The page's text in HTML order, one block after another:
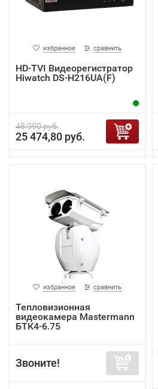
избранное сравнить
HD-TVI Видеорегистратор
Hiwatch DS-H216UA(F)
48 990 руб.
25 474,80 руб.
избранное сравнить
Тепловизионная
видеокамера Mastermann
БТК4-6.75
Звоните!